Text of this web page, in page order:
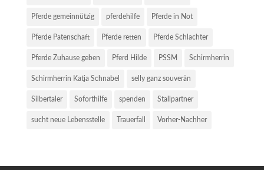
Pferde gemeinnützig pferdehilfe Pferde in Not
Pferde Patenschaft Pferde retten Pferde Schlachter
Pferde Zuhause geben Pferd Hilde PSSM Schirmherrin
Schirmherrin Katja Schnabel selly ganz souverän
Silbertaler Soforthilfe spenden Stallpartner
sucht neue Lebensstelle Trauerfall Vorher-Nachher